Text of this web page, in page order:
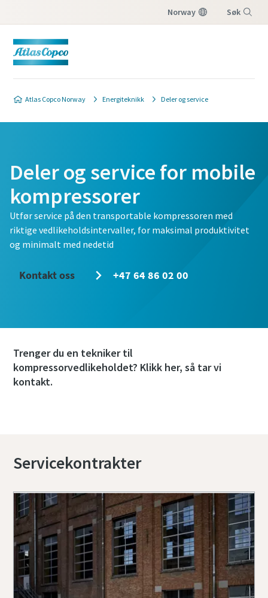
Norway Søk
Atlas Copco Norway Energiteknikk Deler og service
Deler og service for mobile
kompressorer
Utfør service på den transportable kompressoren med
riktige vedlikeholdsintervaller, for maksimal produktivitet
og minimalt med nedetid
Kontakt oss +47 64 86 02 00
Trenger du en tekniker til
kompressorvedlikeholdet? Klikk her, så tar vi
kontakt.
Servicekontrakter